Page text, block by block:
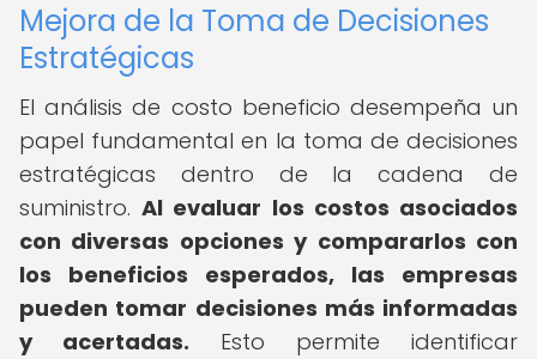
Mejora de la Toma de Decisiones
Estratégicas
El análisis de costo beneficio desempeña un
papel fundamental en la toma de decisiones
estratégicas dentro de la cadena de
suministro.Al evaluar los costos asociados
con diversas opciones y compararlos con
los beneficios esperados, las empresas
pueden tomar decisiones más informadas
y acertadas. Esto permite identificar